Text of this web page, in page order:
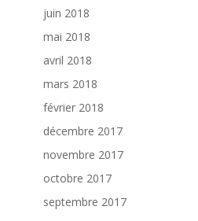
juin 2018
mai 2018
avril 2018
mars 2018
février 2018
décembre 2017
novembre 2017
octobre 2017
septembre 2017